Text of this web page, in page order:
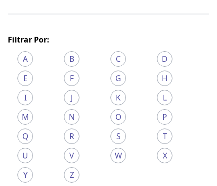
Filtrar Por:
A
B C
D
E
F G
H
I
J K
L
M
N O
P
Q
R S
T
U
V W
X
Y
Z